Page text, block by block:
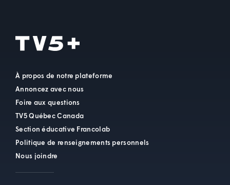
À propos de notre plateforme
Annoncez avec nous
Foire aux questions
TV5 Québec Canada
Section éducative Francolab
Politique de renseignements personnels
Nous joindre